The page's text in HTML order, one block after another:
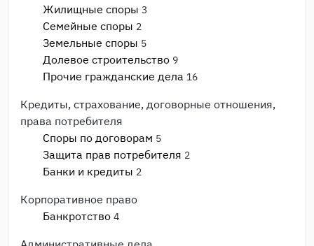
Жилищные споры 3
Семейные споры 2
Земельные споры 5
Долевое строительство 9
Прочие гражданские дела 16
Кредиты, страхование, договорные отношения,
права потребителя
Споры по договорам 5
Защита прав потребителя 2
Банки и кредиты 2
Корпоративное право
Банкротство 4